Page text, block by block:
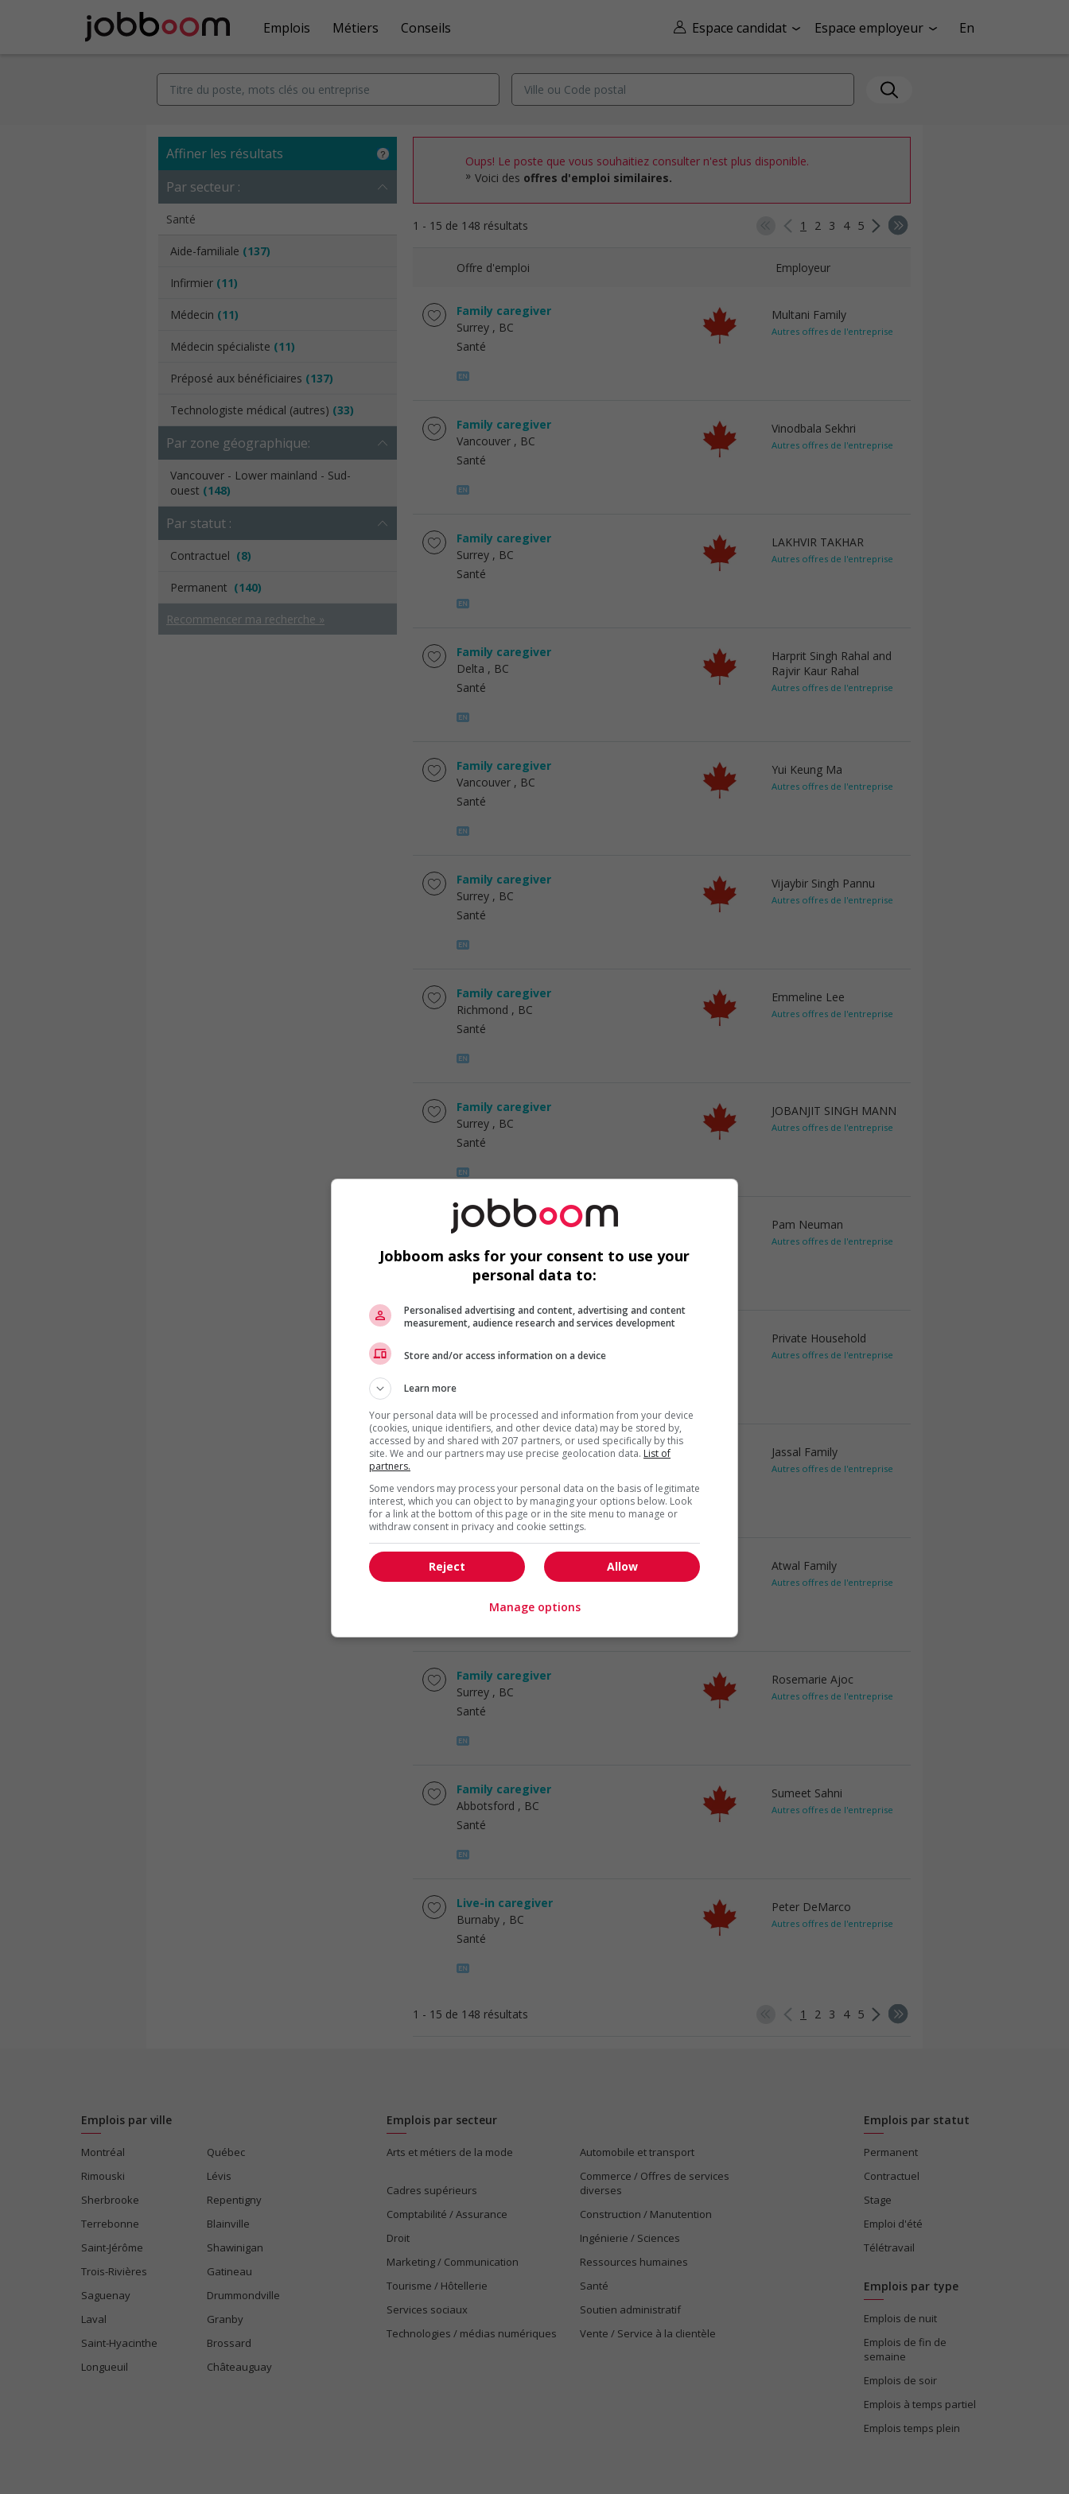
Espace candidat Espace employeur En
Emplois Métiers Conseils
Affiner les résultats
Par secteur :
Santé
Aide-familiale (137)
Infirmier (11)
Médecin (11)
Médecin spécialiste (11)
Préposé aux bénéficiaires (137)
Technologiste médical (autres) (33)
Par zone géographique:
Vancouver - Lower mainland - Sud-
ouest (148)
Par statut :
Contractuel (8)
Permanent (140)
Recommencer ma recherche »
Oups! Le poste que vous souhaitiez consulter n'est plus disponible.
Voici des offres d'emploi similaires.
1 - 15 de 148 résultats 1 2 3 4 5
Offre d'emploi Employeur
Family caregiver
Surrey , BC
Santé
Multani Family
Autres offres de l'entreprise
Family caregiver
Vancouver , BC
Santé
Vinodbala Sekhri
Autres offres de l'entreprise
Family caregiver
Surrey , BC
Santé
LAKHVIR TAKHAR
Autres offres de l'entreprise
Family caregiver
Delta , BC
Santé
Harprit Singh Rahal and
Rajvir Kaur Rahal
Autres offres de l'entreprise
Family caregiver
Vancouver , BC
Santé
Yui Keung Ma
Autres offres de l'entreprise
Family caregiver
Surrey , BC
Santé
Vijaybir Singh Pannu
Autres offres de l'entreprise
Family caregiver
Richmond , BC
Santé
Emmeline Lee
Autres offres de l'entreprise
Family caregiver
Surrey , BC
Santé
JOBANJIT SINGH MANN
Autres offres de l'entreprise
Family caregiver
Santé
Pam Neuman
Autres offres de l'entreprise
Surrey, BC
Private Household
Autres offres de l'entreprise
Family caregiver
, BC
Santé
Jassal Family
Autres offres de l'entreprise
Family caregiver
Surrey, BC
Atwal Family
Autres offres de l'entreprise
Family caregiver
Surrey , BC
Santé
Rosemarie Ajoc
Autres offres de l'entreprise
Family caregiver
Abbotsford , BC
Santé
Sumeet Sahni
Autres offres de l'entreprise
Live-in caregiver
Burnaby , BC
Santé
Peter DeMarco
Autres offres de l'entreprise
1 - 15 de 148 résultats 1 2 3 4 5
Emplois par ville
Montréal
Québec
Rimouski
Lévis
Sherbrooke
Repentigny
Terrebonne
Blainville
Saint-Jérôme
Shawinigan
Trois-Rivières
Gatineau
Saguenay
Drummondville
Laval
Granby
Saint-Hyacinthe
Brossard
Longueuil
Châteauguay
Emplois par secteur
Arts et métiers de la mode Automobile et transport
Cadres supérieurs
Commerce / Offres de services
diverses
Comptabilité / Assurance
Construction / Manutention
Droit
Ingénierie / Sciences
Marketing / Communication
Ressources humaines
Tourisme / Hôtellerie
Santé
Services sociaux
Soutien administratif
Technologies / médias numériques
Vente / Service à la clientèle
Emplois par statut
Permanent
Contractuel
Stage
Emploi d'été
Télétravail
Emplois par type
Emplois de nuit
Emplois de fin de
semaine
Emplois de soir
Emplois à temps partiel
Emplois temps plein
Jobboom asks for your consent to use your
personal data to:
Personalised advertising and content, advertising and content
measurement, audience research and services development
Store and/or access information on a device
Learn more
Your personal data will be processed and information from your device
(cookies, unique identifiers, and other device data) may be stored by,
accessed by and shared with 207 partners, or used specifically by this
site. We and our partners may use precise geolocation data. List of
partners.
Some vendors may process your personal data on the basis of legitimate
interest, which you can object to by managing your options below. Look
for a link at the bottom of this page or in the site menu to manage or
withdraw consent in privacy and cookie settings.
Allow
Reject
Manage options